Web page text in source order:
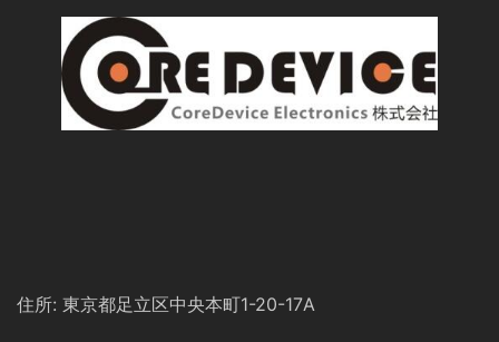
住所: 東京都足立区中央本町1-20-17A